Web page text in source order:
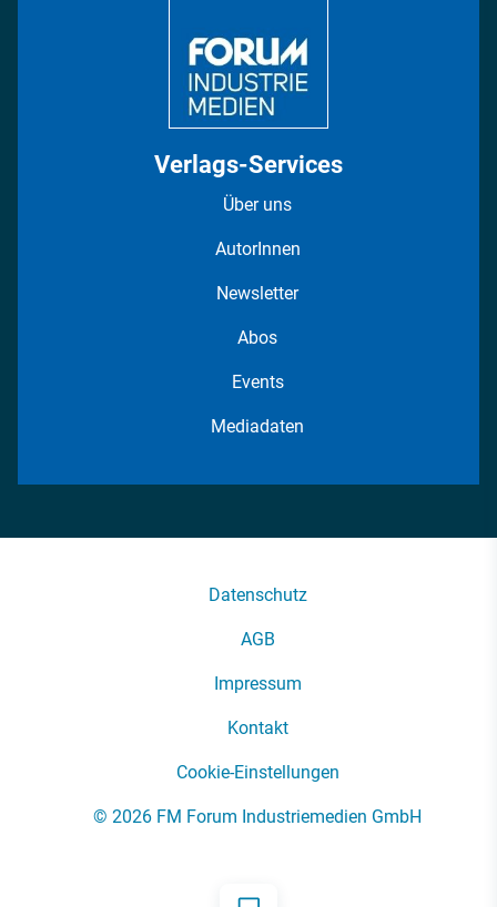
Verlags-Services
Über uns
AutorInnen
Newsletter
Abos
Events
Mediadaten
Datenschutz
AGB
Impressum
Kontakt
Cookie-Einstellungen
© 2026 FM Forum Industriemedien GmbH